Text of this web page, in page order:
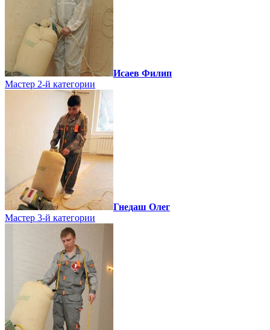
Исаев Филип
Мастер 2-й категории
Гнедаш Олег
Мастер 3-й категории